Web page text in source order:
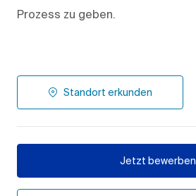
Prozess zu geben.
Standort erkunden
Jetzt bewerben